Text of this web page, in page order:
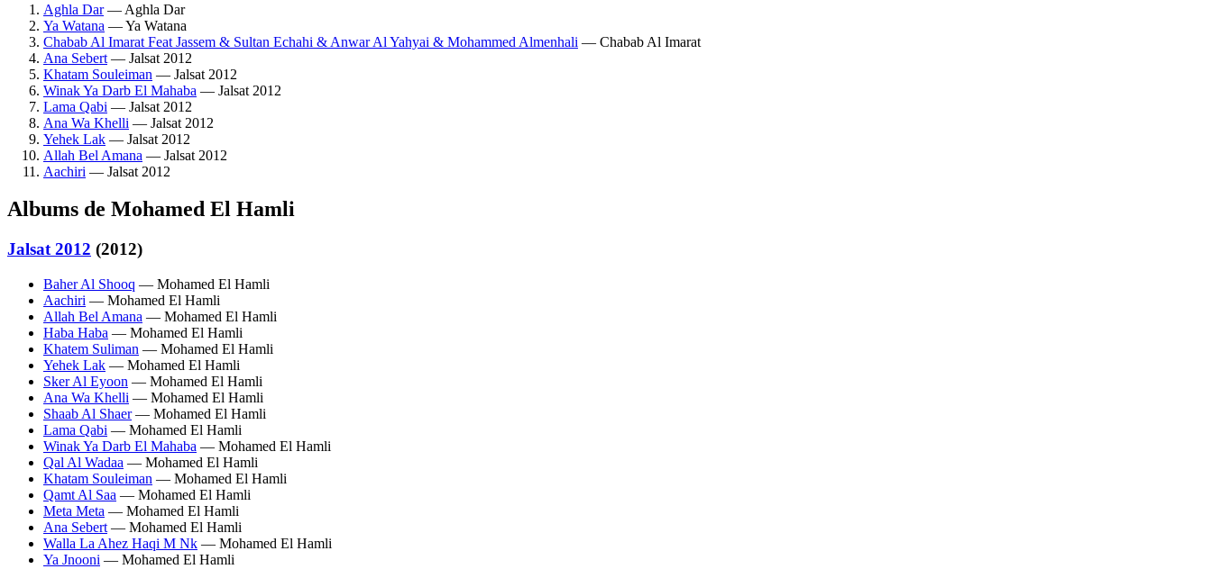
Aghla Dar— Aghla Dar
Ya Watana — Ya Watana
Chabab Al Imarat Feat Jassem & Sultan Echahi & Anwar Al Yahyai & Mohammed Almenhali — Chabab Al Imarat
Ana Sebert — Jalsat 2012
Khatam Souleiman — Jalsat 2012
Winak Ya Darb El Mahaba — Jalsat 2012
Lama Qabi — Jalsat 2012
Ana Wa Khelli — Jalsat 2012
Yehek Lak — Jalsat 2012
Allah Bel Amana — Jalsat 2012
Aachiri — Jalsat 2012
Albums de Mohamed El Hamli
Jalsat 2012 (2012)
Baher Al Shooq — Mohamed El Hamli
Aachiri — Mohamed El Hamli
Allah Bel Amana — Mohamed El Hamli
Haba Haba — Mohamed El Hamli
Khatem Suliman — Mohamed El Hamli
Yehek Lak — Mohamed El Hamli
Sker Al Eyoon — Mohamed El Hamli
Ana Wa Khelli — Mohamed El Hamli
Shaab Al Shaer— Mohamed El Hamli
Lama Qabi — Mohamed El Hamli
Winak Ya Darb El Mahaba — Mohamed El Hamli
Qal Al Wadaa — Mohamed El Hamli
Khatam Souleiman — Mohamed El Hamli
Qamt Al Saa — Mohamed El Hamli
Meta Meta — Mohamed El Hamli
Ana Sebert — Mohamed El Hamli
Walla La Ahez Haqi M Nk — Mohamed El Hamli
Ya Jnooni — Mohamed El Hamli